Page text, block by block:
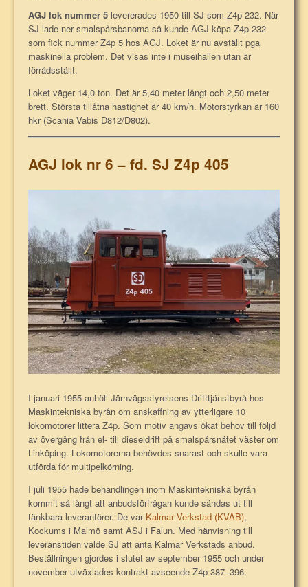
AGJ lok nummer 5 levererades 1950 till SJ som Z4p 232. När
SJ lade ner smalspårsbanorna så kunde AGJ köpa Z4p 232
som fick nummer Z4p 5 hos AGJ. Loket är nu avställt pga
maskinella problem. Det visas inte i museihallen utan är
förrådsställt.
Loket väger 14,0 ton. Det är 5,40 meter långt och 2,50 meter
brett. Största tillåtna hastighet är 40 km/h. Motorstyrkan är 160
hkr (Scania Vabis D812/D802).
AGJ lok nr 6 – fd. SJ Z4p 405
I januari 1955 anhöll Järnvägsstyrelsens Drifttjänstbyrå hos
Maskintekniska byrån om anskaffning av ytterligare 10
lokomotorer littera Z4p. Som motiv angavs ökat behov till följd
av övergång från el- till dieseldrift på smalspårsnätet väster om
Linköping. Lokomotorerna behövdes snarast och skulle vara
utförda för multipelkörning.
I juli 1955 hade behandlingen inom Maskintekniska byrån
kommit så långt att anbudsförfrågan kunde sändas ut till
tänkbara leverantörer. De var Kalmar Verkstad (KVAB),
Kockums i Malmö samt ASJ i Falun. Med hänvisning till
leveranstiden valde SJ att anta Kalmar Verkstads anbud.
Beställningen gjordes i slutet av september 1955 och under
november utväxlades kontrakt avseende Z4p 387–396.